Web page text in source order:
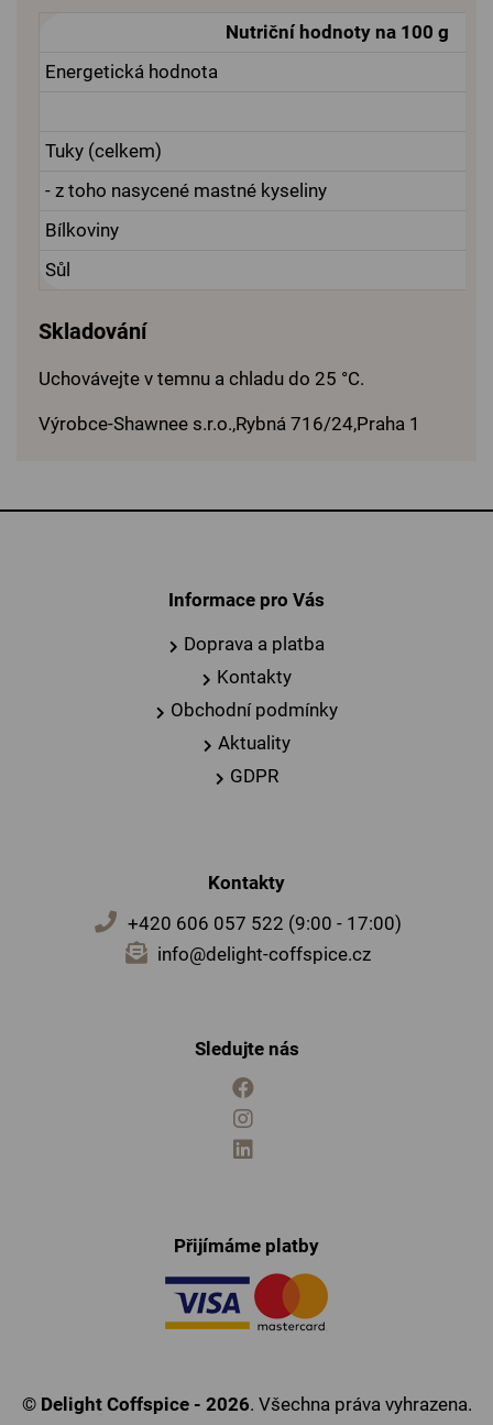
Nutriční hodnoty na 100 g
Energetická hodnota
Tuky (celkem)
- z toho nasycené mastné kyseliny
Bílkoviny
Sůl
Skladování
Uchovávejte v temnu a chladu do 25 °C.
Výrobce-Shawnee s.r.o.,Rybná 716/24,Praha 1
Informace pro Vás
Doprava a platba
Kontakty
Obchodní podmínky
Aktuality
GDPR
Kontakty
+420 606 057 522 (9:00 - 17:00)
info@delight-coffspice.cz
Sledujte nás
Přijímáme platby
© Delight Coffspice - 2026. Všechna práva vyhrazena.